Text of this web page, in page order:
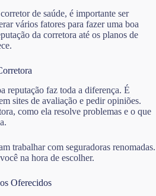
de saúde, é importante ser
vários fatores para fazer uma boa
da corretora até os planos de
reputação faz toda a diferença. É
sites de avaliação e pedir opiniões.
como ela resolve problemas e o que
trabalhar com seguradoras renomadas.
na hora de escolher.
Oferecidos